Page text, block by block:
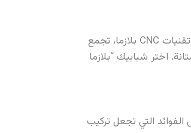
الشبابيك الخارجية ليست مجرد ديكور، بل هي درع حماية لمنزلك. في ورشة “بلازما البرج”، نقدم لكم شبابيك خارجية مصنوعة بأحدث تقنيات CNC بلازما، تجمع
اختر شبابيك “بلازما
التي تجعل تركيب